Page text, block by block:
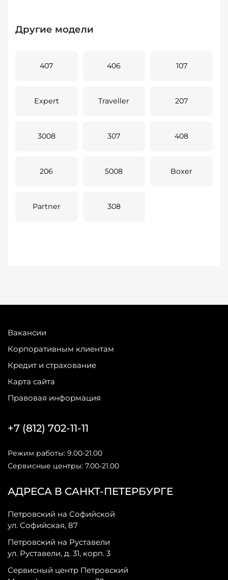
Другие модели
407 406 107
Expert Traveller 207
3008 307 408
206 5008 Boxer
Partner 308
Вакансии
Корпоративным клиентам
Кредит и страхование
Карта сайта
Правовая информация
АДРЕСА В САНКТ-ПЕТЕРБУРГЕ
Петровский на Софийской
ул. Софийская, 87
Петровский на Руставели
ул. Руставели, д. 31, корп. 3
Сервисный центр Петровский
+7 (812) 702-11-11
Режим работы: 9.00-21.00
Сервисные центры: 7.00-21.00